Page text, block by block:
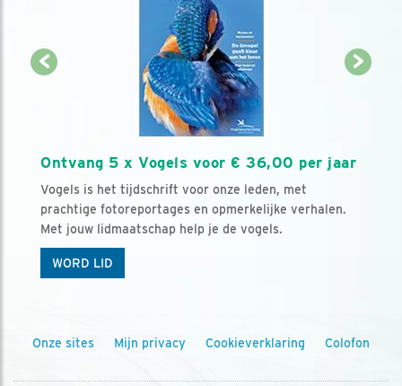
Ontvang 5 x Vogels voor € 36,00 per jaar
Vogels is het tijdschrift voor onze leden, met
prachtige fotoreportages en opmerkelijke verhalen.
Met jouw lidmaatschap help je de vogels.
WORD LID
Onze sites Mijn privacy Cookieverklaring Colofon